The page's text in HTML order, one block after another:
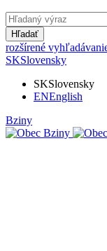
Hľadať
rozšírené
SKSlovensky
SKSlovensky
ENEnglish
Bziny